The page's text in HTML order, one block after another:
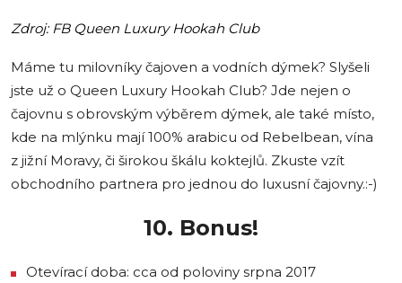
Zdroj: FB Queen Luxury Hookah Club
Máme tu milovníky čajoven a vodních dýmek? Slyšeli
jste už o Queen Luxury Hookah Club? Jde nejen o
čajovnu s obrovským výběrem dýmek, ale také místo,
kde na mlýnku mají 100% arabicu od Rebelbean, vína
z jižní Moravy, či širokou škálu koktejlů. Zkuste vzít
obchodního partnera pro jednou do luxusní čajovny.:-)
10. Bonus!
Otevírací doba: cca od poloviny srpna 2017